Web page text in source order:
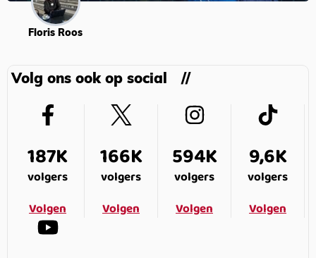
Floris Roos
Volg ons ook op social
187K
volgers
Volgen
166K
volgers
Volgen
594K
volgers
Volgen
9,6K
volgers
Volgen